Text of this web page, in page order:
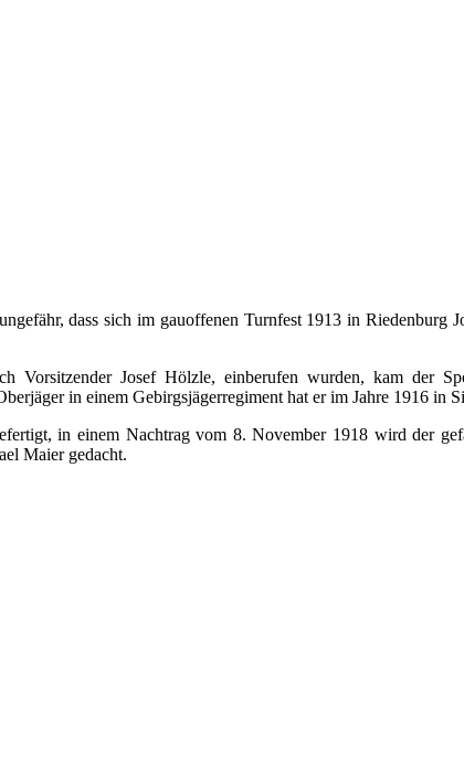
dass sich im gauoffenen Turnfest 1913 in Riedenburg
Josef Hölzle, einberufen wurden, kam der
in einem Gebirgsjägerregiment hat er im Jahre 1916 in
in einem Nachtrag vom 8. November 1918 wird der
Maier gedacht.